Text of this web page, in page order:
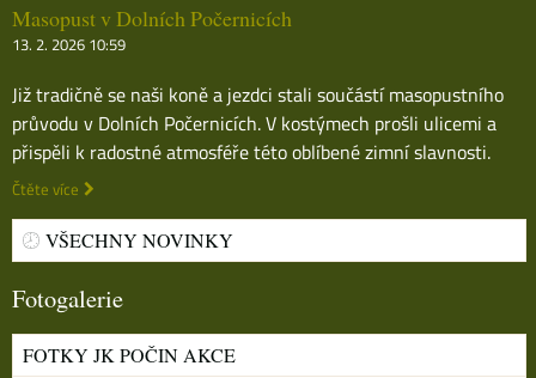
Masopust v Dolních Počernicích
13. 2. 2026 10:59
Již tradičně se naši koně a jezdci stali součástí masopustního
průvodu v Dolních Počernicích. V kostýmech prošli ulicemi a
přispěli k radostné atmosféře této oblíbené zimní slavnosti.
Čtěte více
VŠECHNY NOVINKY
Fotogalerie
FOTKY JK POČIN AKCE